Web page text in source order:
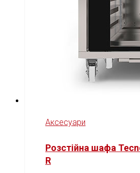
Аксесуари
Розстійна шафа
R